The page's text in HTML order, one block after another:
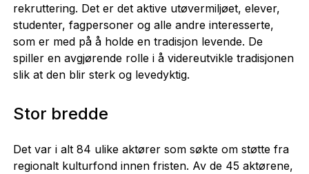
rekruttering. Det er det aktive utøvermiljøet, elever,
studenter, fagpersoner og alle andre interesserte,
som er med på å holde en tradisjon levende. De
spiller en avgjørende rolle i å videreutvikle tradisjonen
slik at den blir sterk og levedyktig.
Stor bredde
Det var i alt 84 ulike aktører som søkte om støtte fra
regionalt kulturfond innen fristen. Av de 45 aktørene,